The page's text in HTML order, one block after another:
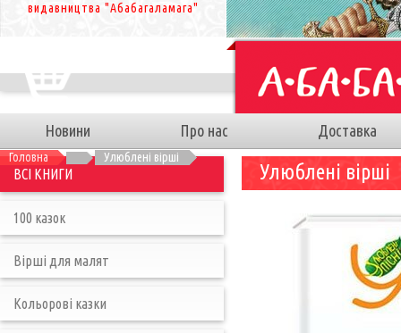
видавництва "Абабагаламага"
Новини Про нас Доставка
Головна Улюблені вірші
Улюблені вірші
ВСІ КНИГИ
100 казок
Вірші для малят
Кольорові казки